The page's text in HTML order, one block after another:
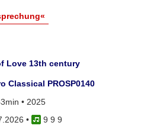
Love 13th century
Classical PROSP0140
• 2025
•
9 9 9